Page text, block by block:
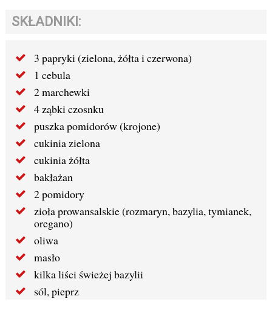
SKŁADNIKI:
3 papryki (zielona, żółta i czerwona)
1 cebula
2 marchewki
4 ząbki czosnku
puszka pomidorów (krojone)
cukinia zielona
cukinia żółta
bakłażan
2 pomidory
zioła prowansalskie (rozmaryn, bazylia, tymianek,
oregano)
oliwa
masło
kilka liści świeżej bazylii
sól, pieprz